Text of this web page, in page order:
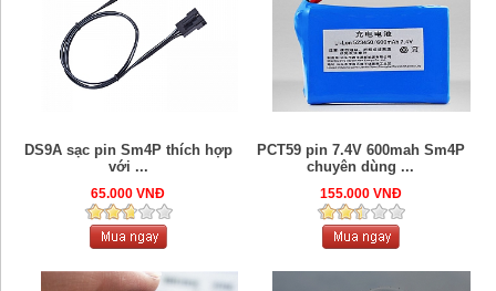
DS9A sạc pin Sm4P thích hợp
với ...
65.000 VNĐ
PCT59 pin 7.4V 600mah Sm4P
chuyên dùng ...
155.000 VNĐ